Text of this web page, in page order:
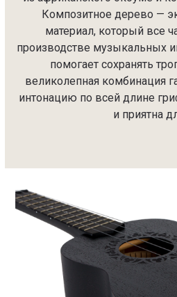
Композитное дерево —
материал, который все
производстве музыкальных
помогает сохранять
великолепная комбинация
интонацию по всей длине
и приятна